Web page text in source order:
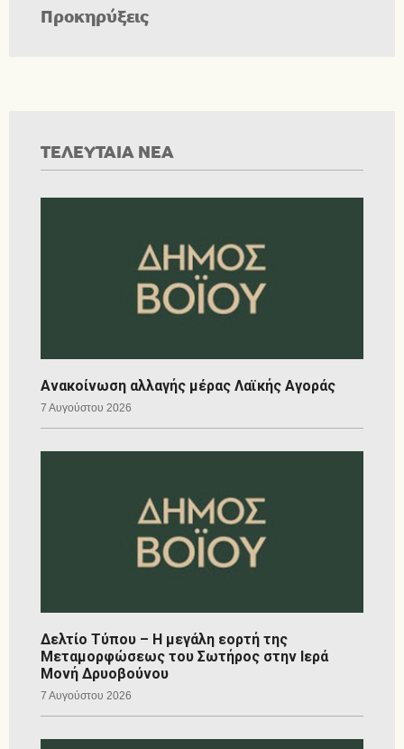
Προκηρύξεις
ΤΕΛΕΥΤΑΙΑ ΝΕΑ
Ανακοίνωση αλλαγής μέρας Λαϊκής Αγοράς
7 Αυγούστου 2026
Δελτίο Τύπου – Η μεγάλη εορτή της
Μεταμορφώσεως του Σωτήρος στην Ιερά
Μονή Δρυοβούνου
7 Αυγούστου 2026